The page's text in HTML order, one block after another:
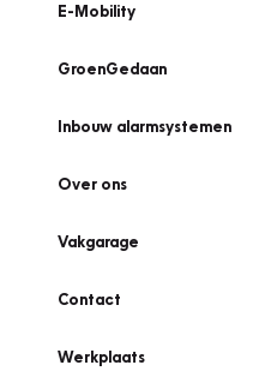
E-Mobility
GroenGedaan
Inbouw alarmsystemen
Over ons
Vakgarage
Contact
Werkplaats